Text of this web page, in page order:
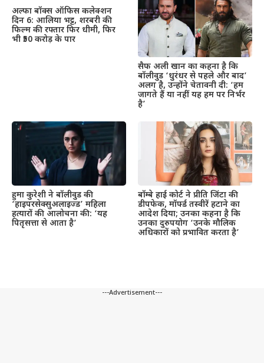
अल्फा बॉक्स ऑफिस कलेक्शन
दिन 6: आलिया भट्ट, शरबरी की
फिल्म की रफ्तार फिर धीमी, फिर
भी ₹50 करोड़ के पार
सैफ अली खान का कहना है कि
बॉलीवुड ‘धुरंधर से पहले और बाद’
अलग है, उन्होंने चेतावनी दी: ‘हम
जागते हैं या नहीं यह हम पर निर्भर
है’
हुमा कुरेशी ने बॉलीवुड की
‘हाइपरसेक्सुअलाइज्ड’ महिला
हत्यारों की आलोचना की: ‘यह
पितृसत्ता से आता है’
बॉम्बे हाई कोर्ट ने प्रीति जिंटा की
डीपफेक, मॉर्फ्ड तस्वीरें हटाने का
आदेश दिया; उनका कहना है कि
उनका दुरुपयोग ‘उनके मौलिक
अधिकारों को प्रभावित करता है’
---Advertisement---